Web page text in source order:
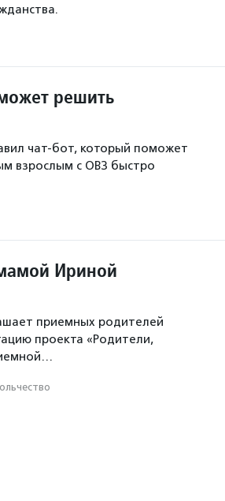
решить
чат-бот, который поможет
взрослым с ОВЗ быстро
Ириной
приемных родителей
проекта «Родители,